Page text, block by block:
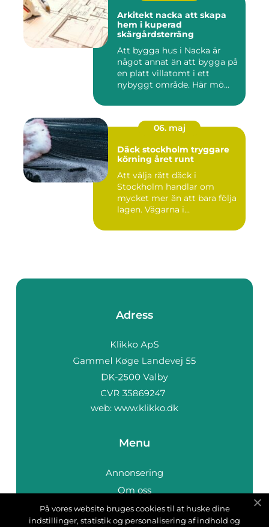
Arkitekt nacka att skapa
hem i kuperad
skärgårdsterräng
Att bygga hus i Nacka är
något annat än att bygga på
en platt villatomt i ett
nybyggt område. Här mö...
06. maj
Däck stockholm tryggare
körning året runt
Att välja rätt däck i
Stockholm handlar om
mycket mer än att bara följa
lagen. Vägarna i
Adress
web: www.klikko.dk
Menu
Annonsering
Om oss
Cookies
På vores website bruges cookies til at huske dine
indstillinger, statistik og personalisering af indhold og